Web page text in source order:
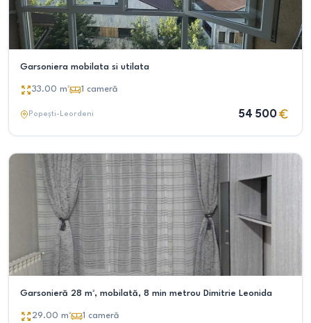
Garsoniera mobilata si utilata
33.00 m² 1 cameră
Popești-Leordeni 54 500
Garsonieră 28 m², mobilată, 8 min metrou Dimitrie Leonida
29.00 m² 1 cameră